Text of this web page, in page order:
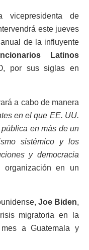
vicepresidenta de
este jueves
de la influyente
Latinos
por sus siglas en
a cabo de manera
en el que EE. UU.
en más de un
sistémico y los
y democracia
en un
Joe Biden,
migratoria en la
a Guatemala y